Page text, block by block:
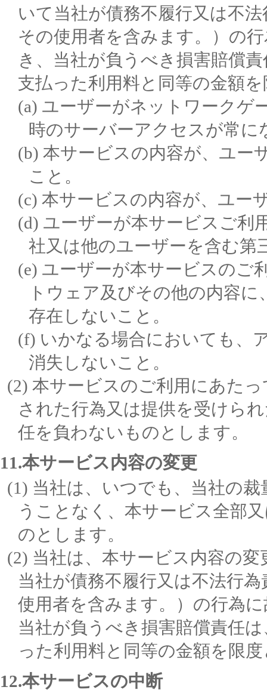
いて当社が債務不履行又は不
その使用者を含みます。）の
き、当社が負うべき損害賠償
支払った利用料と同等の金額
ユーザーがネットワークゲ
時のサーバーアクセスが常に
本サービスの内容が、ユー
こと。
本サービスの内容が、ユー
ユーザーが本サービスご利
社又は他のユーザーを含む第
ユーザーが本サービスのご
トウェア及びその他の内容
存在しないこと。
いかなる場合においても、
消失しないこと。
本サービスのご利用にあた
された行為又は提供を受けら
任を負わないものとします。
11.本サービス内容の変更
当社は、いつでも、当社の
うことなく、本サービス全部
のとします。
当社は、本サービス内容の
当社が債務不履行又は不法行
使用者を含みます。）の行為
当社が負うべき損害賠償責任
った利用料と同等の金額を限
12.本サービスの中断